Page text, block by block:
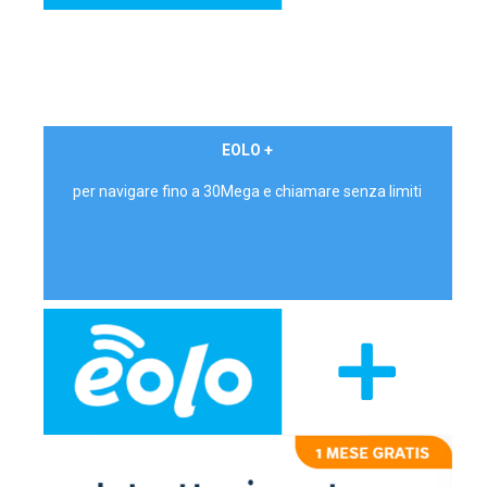
EOLO +
per navigare fino a 30Mega e chiamare senza limiti